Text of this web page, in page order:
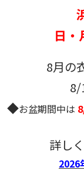
日
8月の
8/
◆お盆期間中は
詳し
2026